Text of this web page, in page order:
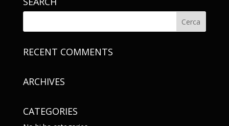
RECENT COMMENTS
ARCHIVES
CATEGORIES